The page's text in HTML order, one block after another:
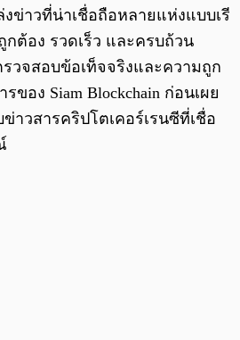
ข่าวที่น่าเชื่อถือหลายแห่งแบบเรี
ต้อง รวดเร็ว และครบถ้วน
วจสอบข้อเท็จจริงและความถูก
อง Siam Blockchain ก่อนเผย
าวสารคริปโตเคอร์เรนซีที่เชื่อ